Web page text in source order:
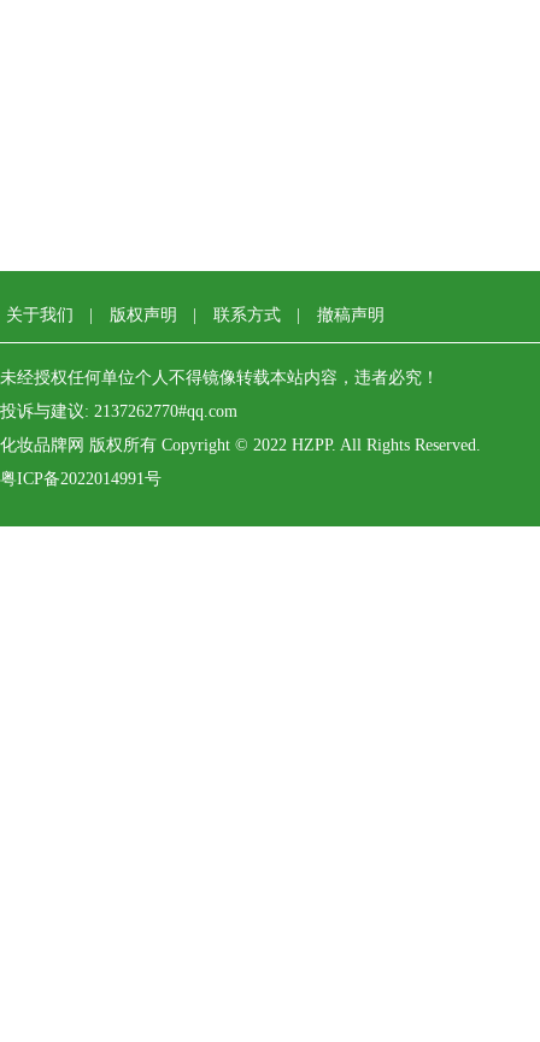
关于我们 版权声明 联系方式 撤稿声明
未经授权任何单位个人不得镜像转载本站内容，违者必究！
投诉与建议: 2137262770#qq.com
化妆品牌网 版权所有 Copyright © 2022 HZPP. All Rights Reserved.
粤ICP备2022014991号